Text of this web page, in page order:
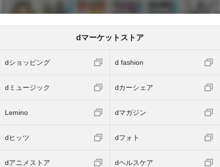
dマーケットストア
dショッピング d fashion
dミュージック dカーシェア
Lemino dマガジン
dヒッツ dフォト
dアニメストア dヘルスケア